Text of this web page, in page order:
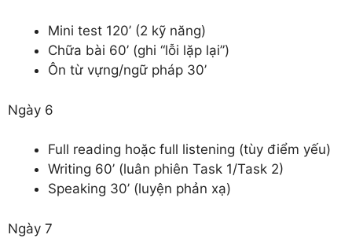
Mini test 120’ (2 kỹ năng)
Chữa bài 60’ (ghi “lỗi lặp lại”)
Ôn từ vựng/ngữ pháp 30’
Ngày 6
Full reading hoặc full listening (tùy điểm yếu)
Writing 60’ (luân phiên Task 1/Task 2)
Speaking 30’ (luyện phản xạ)
Ngày 7